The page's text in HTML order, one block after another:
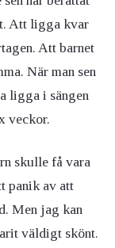
Att ligga kvar
Att barnet
När man sen
ligga i sängen
veckor.
skulle få vara
panik av att
Men jag kan
väldigt skönt.